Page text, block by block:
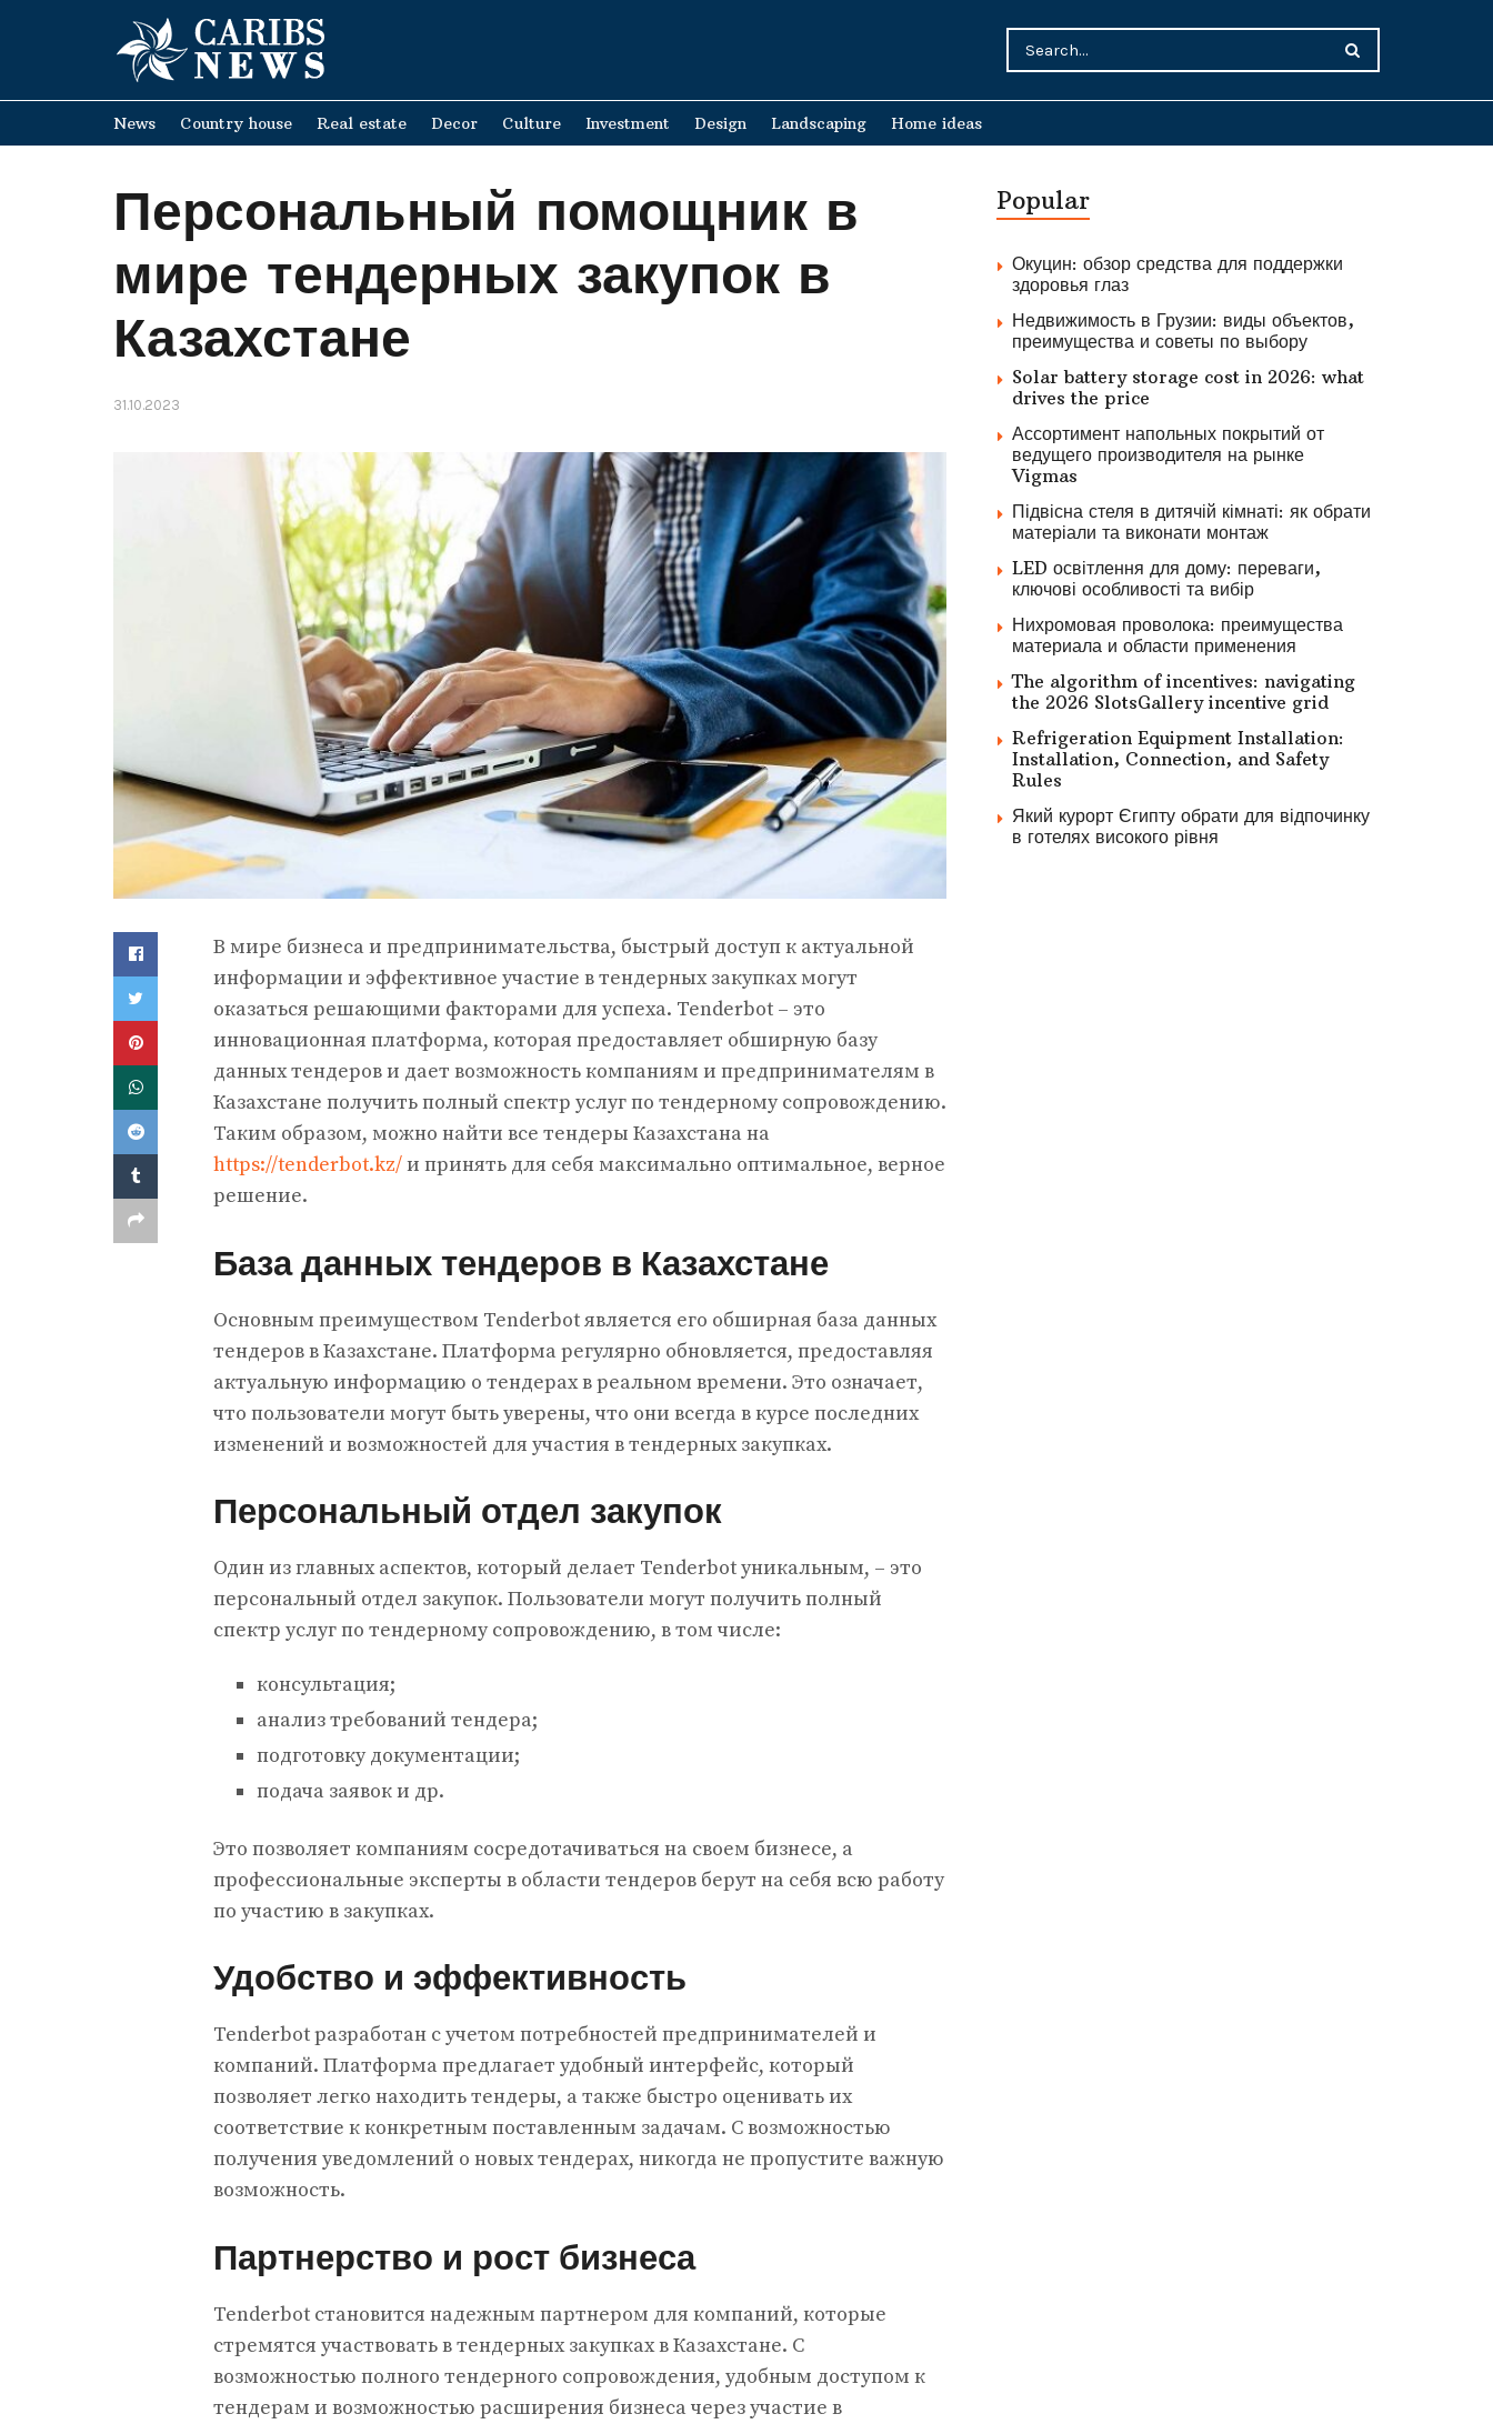
News Country house Real estate Decor Culture Investment Design Landscaping Home ideas
Персональный помощник в
мире тендерных закупок в
Казахстане
31.10.2023
В мире бизнеса и предпринимательства, быстрый доступ к актуальной
информации и эффективное участие в тендерных закупках могут
оказаться решающими факторами для успеха. Tenderbot – это
инновационная платформа, которая предоставляет обширную базу
данных тендеров и дает возможность компаниям и предпринимателям в
Казахстане получить полный спектр услуг по тендерному сопровождению.
Таким образом, можно найти все тендеры Казахстана на
https://tenderbot.kz/и принять для себя максимально оптимальное, верное
решение.
База данных тендеров в Казахстане
Основным преимуществом Tenderbot является его обширная база данных
тендеров в Казахстане. Платформа регулярно обновляется, предоставляя
актуальную информацию о тендерах в реальном времени. Это означает,
что пользователи могут быть уверены, что они всегда в курсе последних
изменений и возможностей для участия в тендерных закупках.
Персональный отдел закупок
Один из главных аспектов, который делает Tenderbot уникальным, – это
персональный отдел закупок. Пользователи могут получить полный
спектр услуг по тендерному сопровождению, в том числе:
консультация;
анализ требований тендера;
подготовку документации;
подача заявок и др.
Это позволяет компаниям сосредотачиваться на своем бизнесе, а
профессиональные эксперты в области тендеров берут на себя всю работу
по участию в закупках.
Удобство и эффективность
Tenderbot разработан с учетом потребностей предпринимателей и
компаний. Платформа предлагает удобный интерфейс, который
позволяет легко находить тендеры, а также быстро оценивать их
соответствие к конкретным поставленным задачам. С возможностью
получения уведомлений о новых тендерах, никогда не пропустите важную
возможность.
Партнерство и рост бизнеса
Tenderbot становится надежным партнером для компаний, которые
стремятся участвовать в тендерных закупках в Казахстане. С
возможностью полного тендерного сопровождения, удобным доступом к
тендерам и возможностью расширения бизнеса через участие в
Popular
Окуцин: обзор средства для поддержки
здоровья глаз
Недвижимость в Грузии: виды объектов,
преимущества и советы по выбору
Solar battery storage cost in 2026: what
drives the price
Ассортимент напольных покрытий от
ведущего производителя на рынке
Vigmas
Підвісна стеля в дитячій кімнаті: як обрати
матеріали та виконати монтаж
LED освітлення для дому: переваги,
ключові особливості та вибір
Нихромовая проволока: преимущества
материала и области применения
The algorithm of incentives: navigating
the 2026 SlotsGallery incentive grid
Refrigeration Equipment Installation:
Installation, Connection, and Safety
Rules
Який курорт Єгипту обрати для відпочинку
в готелях високого рівня